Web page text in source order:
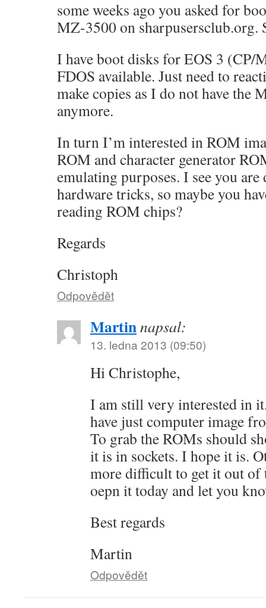
some weeks ago you asked for
MZ-3500 on sharpusersclub.org.
I have boot disks for EOS 3 (CP/
FDOS available. Just need to
make copies as I do not have the
anymore.
In turn I’m interested in ROM
ROM and character generator
emulating purposes. I see you
hardware tricks, so maybe you
reading ROM chips?
Regards
Christoph
Odpovědět
Martinnapsal:
13. ledna 2013 (09:50)
Hi Christophe,
I am still very interested in
have just computer image
To grab the ROMs should
it is in sockets. I hope it is.
more difficult to get it out
oepn it today and let you
Best regards
Martin
Odpovědět